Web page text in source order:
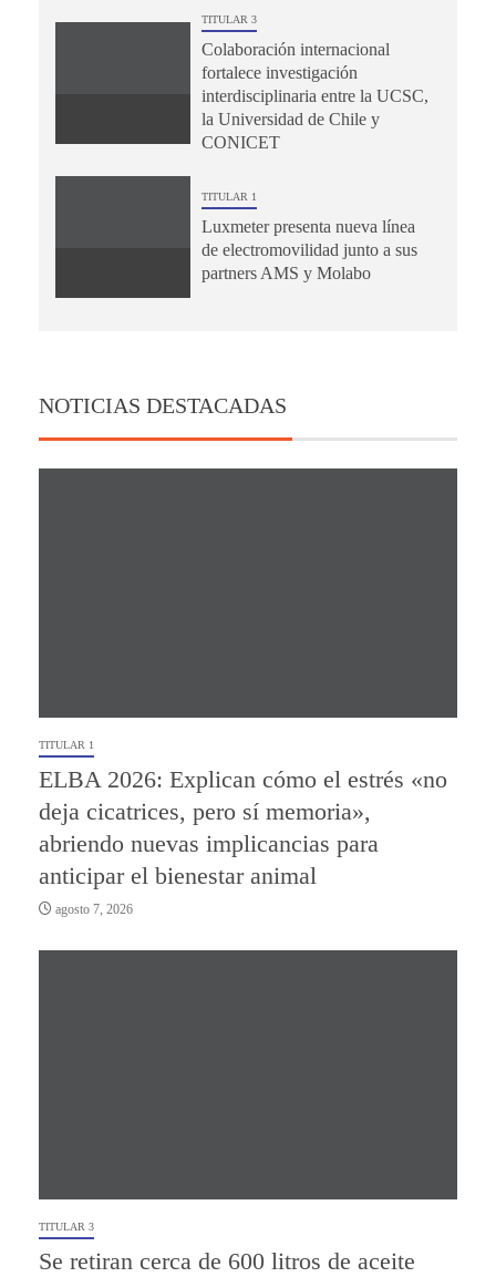
TITULAR 3
Colaboración internacional
fortalece investigación
interdisciplinaria entre la UCSC,
la Universidad de Chile y
CONICET
TITULAR 1
Luxmeter presenta nueva línea
de electromovilidad junto a sus
partners AMS y Molabo
NOTICIAS DESTACADAS
TITULAR 1
ELBA 2026: Explican cómo el estrés «no
deja cicatrices, pero sí memoria»,
abriendo nuevas implicancias para
anticipar el bienestar animal
agosto 7, 2026
TITULAR 3
Se retiran cerca de 600 litros de aceite